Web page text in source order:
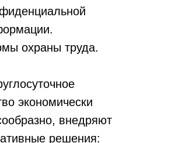
охраны труда.
экономически
внедряют
решения: